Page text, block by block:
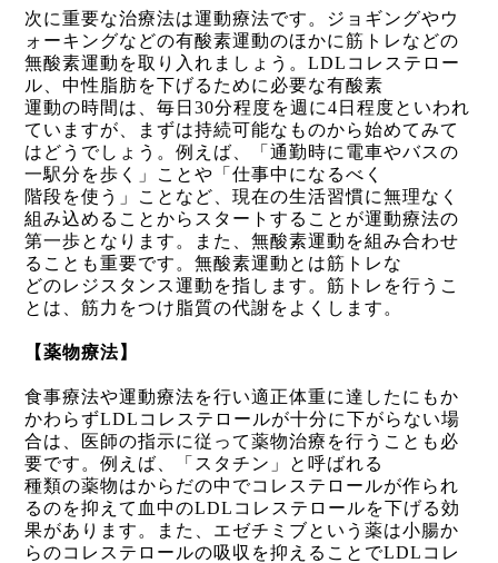
次に重要な治療法は運動療法です。ジョギングやウ
ォーキングなどの有酸素運動のほかに筋トレなどの
無酸素運動を取り入れましょう。 LDL コレステロー
ル、中性脂肪を下げるために必要な有酸素
運動の時間は、毎日 30分程度を週に4 日程度といわれ
ていますが、まずは持続可能なものから始めてみて
はどうでしょう。例えば、「通勤時に電車やバスの
一駅分を歩く」ことや「仕事中になるべく
階段を使う」ことなど、現在の生活習慣に無理なく
組み込めることからスタートすることが運動療法の
第一歩となります。また、無酸素運動を組み合わせ
ることも重要です。無酸素運動とは筋トレな
どのレジスタンス運動を指します。筋トレを行うこ
とは、筋力をつけ脂質の代謝をよくします。
【薬物療法】
食事療法や運動療法を行い適正体重に達したにもか
かわらずLDL コレステロールが十分に下がらない場
合は、医師の指示に従って薬物治療を行うことも必
要です。例えば、「スタチン」と呼ばれる
種類の薬物はからだの中でコレステロールが作られ
るのを抑えて血中のLDL コレステロールを下げる効
果があります。また、エゼチミブという薬は小腸か
らのコレステロールの吸収を抑えることでLDL コレ